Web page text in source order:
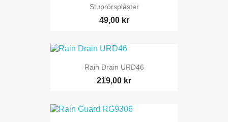
Stuprörsplåster
49,00 kr
Rain Drain URD46
219,00 kr